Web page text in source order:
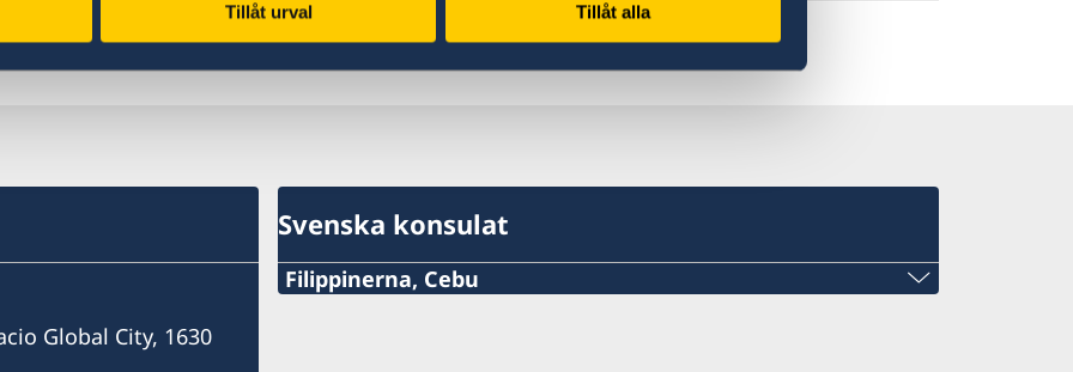
Tillåt urval Tillåt alla
Global City, 1630
Svenska konsulat
Filippinerna, Cebu